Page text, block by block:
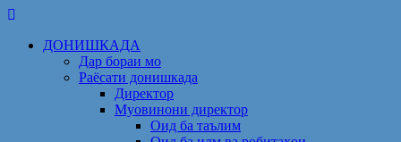
Skip
contentДОНИШКАДА
Дар бораи мо
Раёсати донишкада
Директор
Муовинони директор
Оид ба таълим